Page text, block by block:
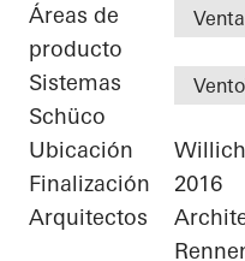
Áreas de
producto
Sistemas
Schüco
Ubicación
Finalización
2016
Arquitectos